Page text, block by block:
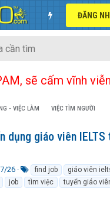
sẽ cấm vĩnh
- VIỆC LÀM VIỆC TÌM NGƯỜI
dụng giáo viên
26
ừ
k
find job
giáo viên
job tìm việc tuyển giáo